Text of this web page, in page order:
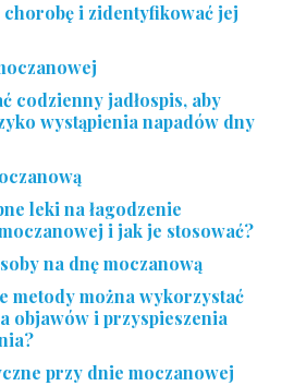
chorobę i zidentyfikować jej
codzienny jadłospis, aby
wystąpienia napadów dny
leki na łagodzenie
i jak je stosować?
na dnę moczanową
metody można wykorzystać
objawów i przyspieszenia
przy dnie moczanowej